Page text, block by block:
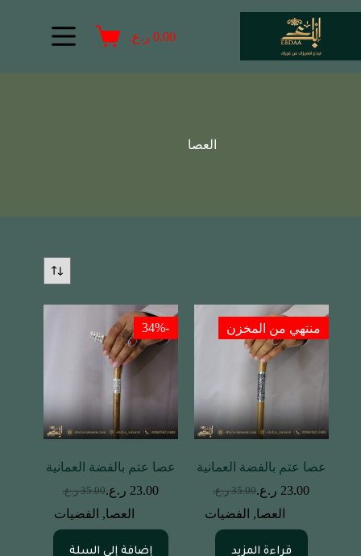
0.00 ر.ع.
العصا
منتهي من المخزن
عصا عتم بالفضة العمانية
35.00 ر.ع. 23.00 ر.ع.
العصا, الفضيات
قراءة المزيد
-34%
عصا عتم بالفضة العمانية
35.00 ر.ع. 23.00 ر.ع.
العصا, الفضيات
إضافة إلى السلة